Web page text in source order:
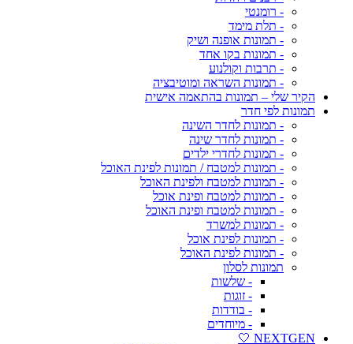
- רומנטי
- תלת מימד
- תמונות אופנה ושיק
- תמונות בקו אחד
- תרבות וקולנוע
- תמונות השראה ומוטיבציה
הקיר שלי – תמונות בהתאמה אישית
תמונות לפי חדר
- תמונות לחדר השינה
- תמונות לחדר שינה
- תמונות לחדרי ילדים
- תמונות למטבח / תמונות לפינת האוכל
- תמונות למטבח ולפינת האוכל
- תמונות למטבח ופינת אוכל
- תמונות למטבח ופינת האוכל
- תמונות למשרד
- תמונות לפינת אוכל
- תמונות לפינת האוכל
תמונות לסלון
- שלשות
- זוגות
- בודדות
- מיוחדים
NEXTGEN 🤍